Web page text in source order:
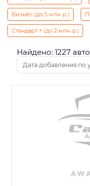
Бизнес (до 5 млн. р.)
Стандарт + (до 2 млн. р.)
Найдено: 1227 авто